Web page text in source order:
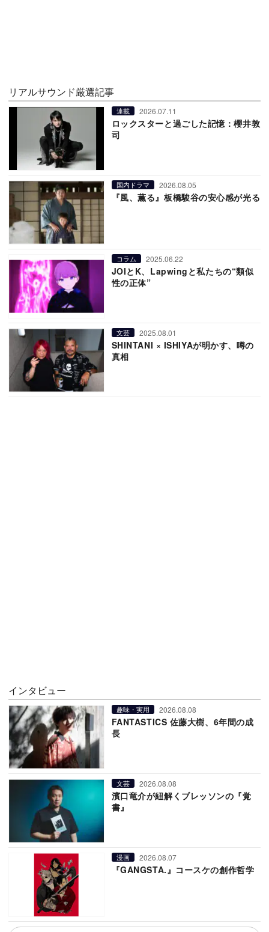
リアルサウンド厳選記事
連載 2026.07.11
ロックスターと過ごした記憶：櫻井敦
司
国内ドラマ 2026.08.05
『風、薫る』板橋駿谷の安心感が光る
コラム 2025.06.22
JOIとK、Lapwingと私たちの“類似
性の正体”
文芸 2025.08.01
SHINTANI × ISHIYAが明かす、噂の
真相
インタビュー
趣味・実用 2026.08.08
FANTASTICS 佐藤大樹、6年間の成
長
文芸 2026.08.08
濱口竜介が紐解くブレッソンの『覚
書』
漫画 2026.08.07
『GANGSTA.』コースケの創作哲学